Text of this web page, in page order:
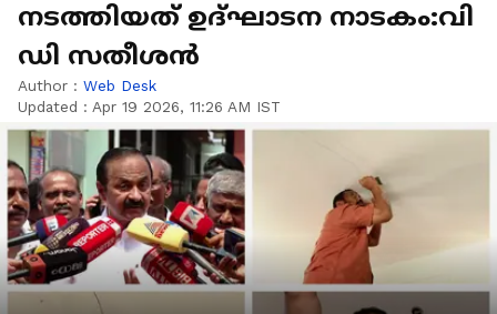
നടത്തിയത് ഉദ്ഘാടന നാടകം:വി
ഡി സതീശന്‍
Author : Web Desk
Updated : Apr 19 2026, 11:26 AM IST